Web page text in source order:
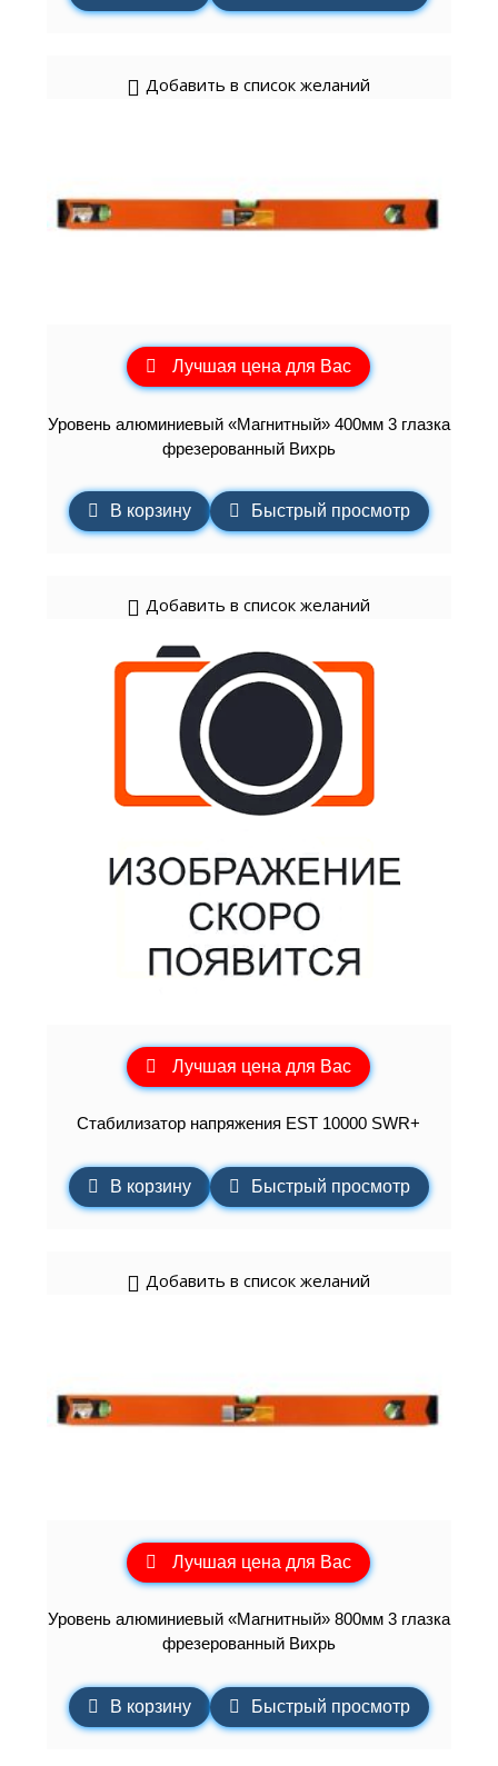
Добавить в список желаний
Лучшая цена для Вас
Уровень алюминиевый «Магнитный» 400мм 3 глазка
фрезерованный Вихрь
В корзину Быстрый просмотр
Добавить в список желаний
Лучшая цена для Вас
Стабилизатор напряжения EST 10000 SWR+
В корзину Быстрый просмотр
Добавить в список желаний
Лучшая цена для Вас
Уровень алюминиевый «Магнитный» 800мм 3 глазка
фрезерованный Вихрь
В корзину Быстрый просмотр